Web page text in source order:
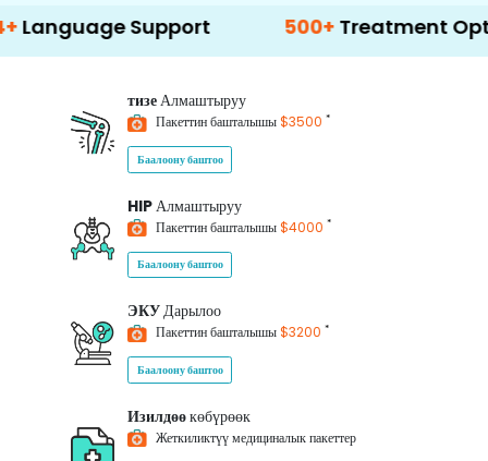
Support Treatment Options
тизеАлмаштыруу
Пакеттин башталышы$3500 *
Баалоону баштоо
HIPАлмаштыруу
Пакеттин башталышы$4000 *
Баалоону баштоо
ЭКУДарылоо
Пакеттин башталышы$3200 *
Баалоону баштоо
Изилдөөкөбүрөөк
Жеткиликтүү медициналык пакеттер